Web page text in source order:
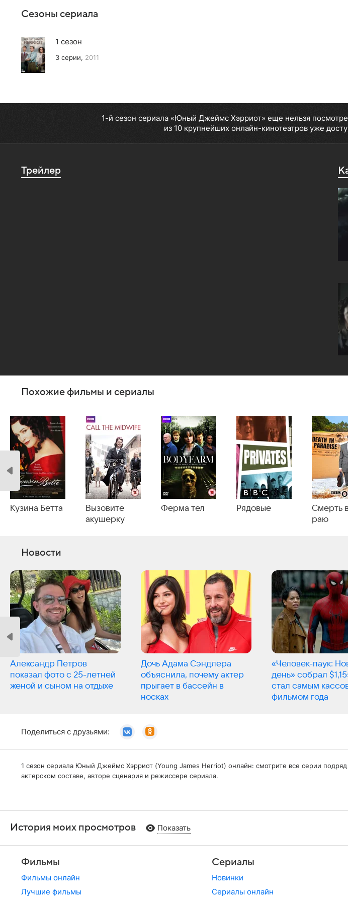
Сезоны сериала
1 сезон
3 серии, 2011
1-й сезон сериала «Юный Джеймс Хэрриот» еще нельзя
из 10 крупнейших онлайн-кинотеатров уже
Трейлер
Похожие фильмы и сериалы
Кузина Бетта
Вызовите
акушерку
Ферма тел Рядовые
Смерть
раю
Новости
Александр Петров
показал фото с 25-летней
женой и сыном на отдыхе
Дочь Адама Сэндлера
объяснила, почему актер
прыгает в бассейн в
носках
«Человек-паук:
день» собрал
стал самым
фильмом года
Поделиться с друзьями:
1 сезон сериала Юный Джеймс Хэрриот (Young James Herriot) онлайн: смотрите все серии
актерском составе, авторе сценария и режиссере сериала.
История моих просмотров Показать
Фильмы
Фильмы онлайн
Лучшие фильмы
Сериалы
Новинки
Сериалы онлайн